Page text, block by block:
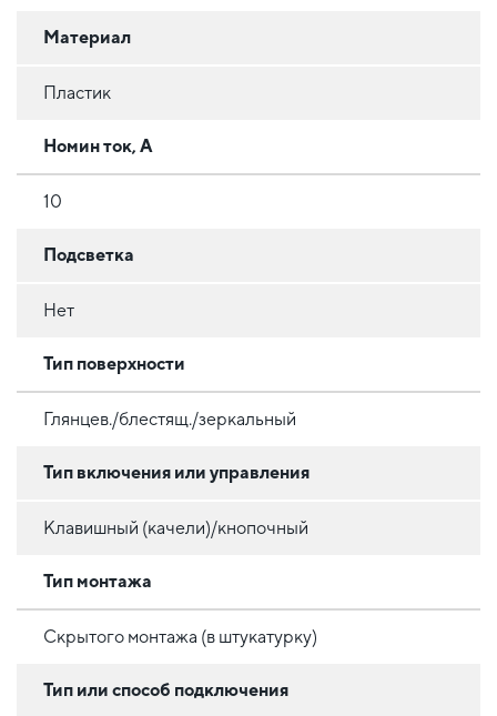
Материал
Пластик
Номин ток, А
10
Подсветка
Нет
Тип поверхности
Глянцев./блестящ./зеркальный
Тип включения или управления
Клавишный (качели)/кнопочный
Тип монтажа
Скрытого монтажа (в штукатурку)
Тип или способ подключения